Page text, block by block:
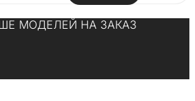
МОДЕЛЕЙ НА ЗАКАЗ